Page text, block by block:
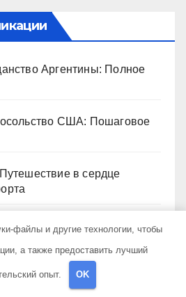
Аргентины: Полное
США: Пошаговое
в сердце
вам нужно знать
Откройте для себя
ОАЭ
файлы и другие технологии, чтобы
а также предоставить лучший
опыт. OK